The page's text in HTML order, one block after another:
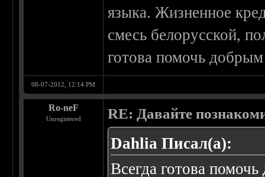
языка. Жизненное
смесь белорусской,
готова помочь
08-07-2012, 12:14 PM
Ro-neF
Unregistered RE: Давайте
Dahlia Писал(а):
Всегда готова